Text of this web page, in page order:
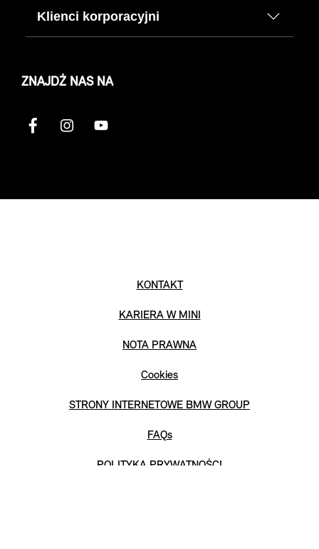
Klienci korporacyjni
ZNAJDŹ NAS NA
KONTAKT
KARIERA W MINI
NOTA PRAWNA
Cookies
STRONY INTERNETOWE BMW GROUP
FAQs
POLITYKA PRYWATNOŚCI